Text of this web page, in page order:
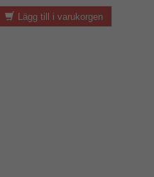
Lägg till i varukorgen